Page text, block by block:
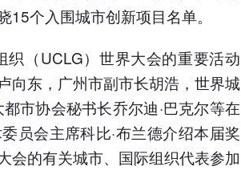
个入围城市创新项目名单。
（UCLG）世界大会的重要活动
向东，广州市副市长胡浩，世界城
市协会秘书长乔尔迪·巴克尔等在
员会主席科比·布兰德介绍本届奖
会的有关城市、国际组织代表参加